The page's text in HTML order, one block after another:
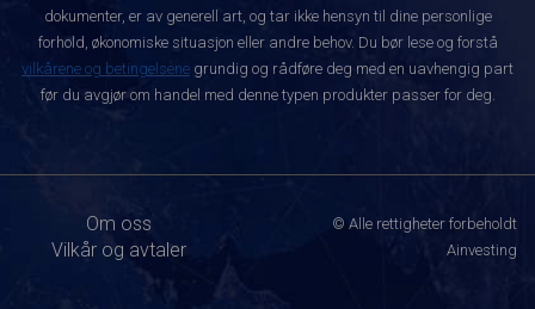
dokumenter, er av generell art, og tar ikke hensyn til dine personlige
forhold, økonomiske situasjon eller andre behov. Du bør lese og forstå
vilkårene og betingelsene grundig og rådføre deg med en uavhengig part
før du avgjør om handel med denne typen produkter passer for deg.
Om oss
Vilkår og avtaler
© Alle rettigheter forbeholdt
Ainvesting